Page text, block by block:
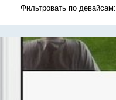
Фильтровать по девайсам: